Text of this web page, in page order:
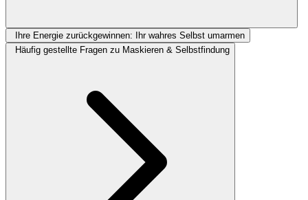
Ihre Energie zurückgewinnen: Ihr wahres Selbst umarmen
Häufig gestellte Fragen zu Maskieren & Selbstfindung